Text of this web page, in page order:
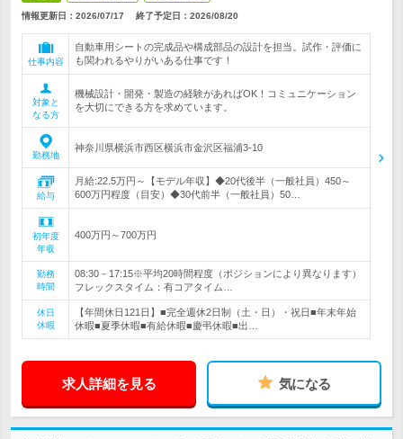
情報更新日：2026/07/17 終了予定日： 2026/08/20
仕事内容
自動車用シートの完成品や構成部品の設計を担当。試作・評価に
も関われるやりがいある仕事です！
対象と
なる方
機械設計・開発・製造の経験があればOK！コミュニケーション
を大切にできる方を求めています。
勤務地
神奈川県横浜市西区横浜市金沢区福浦3-10
給与
月給:22.5万円～【モデル年収】◆20代後半（一般社員）450～
600万円程度（目安）◆30代前半（一般社員）50…
初年度
年収
400万円～700万円
勤務
時間
08:30－17:15※平均20時間程度（ポジションにより異なります）
フレックスタイム：有コアタイム…
休日
休暇
【年間休日121日】■完全週休2日制（土・日）・祝日■年末年始
休暇■夏季休暇■有給休暇■慶弔休暇■出…
求人詳細を見る 気になる